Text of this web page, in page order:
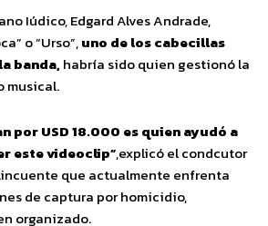
Iúdico, Edgard Alves Andrade,
o “Urso”,uno de los cabecillas
banda,habría sido quien gestionó la
musical.
por USD 18.000 es quien ayudó a
este videoclip”,explicó el condcutor
que actualmente enfrenta
de captura por homicidio,
organizado.